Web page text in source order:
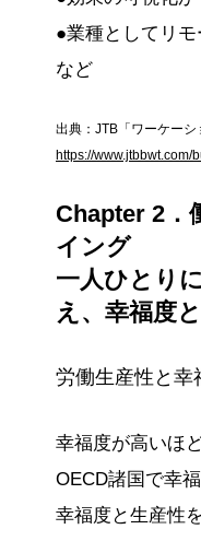
●業種としてリ
など
出典：JTB「ワーケーシ
https://www.jtbbwt.com/
Chapter 2．
イング
一人ひとり
え、幸福度
労働生産性と幸
幸福度が高いほ
OECD諸国で幸
幸福度と生産性